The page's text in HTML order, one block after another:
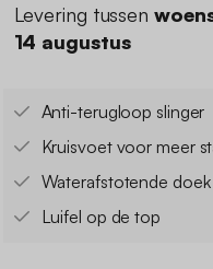
Levering tussen
14 augustus
Anti-terugloop slinger
Kruisvoet voor meer
Waterafstotende doek
Luifel op de top